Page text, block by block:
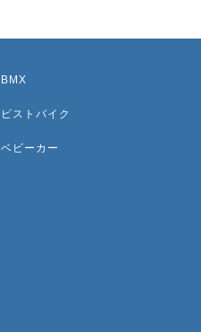
BMX
ピストバイク
ベビーカー